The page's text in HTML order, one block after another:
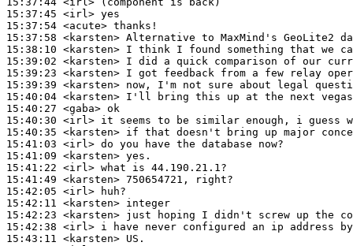
15:37:45 <irl>
15:37:54 <acute>
15:37:58 <karsten>
15:38:10 <karsten>
15:39:02 <karsten>
15:39:23 <karsten>
15:39:39 <karsten>
15:40:04 <karsten>
15:40:27 <gaba>
15:40:30 <irl>
15:40:35 <karsten>
15:41:03 <irl>
15:41:09 <karsten>
15:41:22 <irl>
15:41:49 <karsten>
15:42:05 <irl>
15:42:11 <karsten>
15:42:23 <karsten>
15:42:38 <irl>
15:43:11 <karsten>